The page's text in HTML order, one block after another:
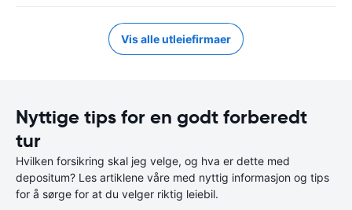
Vis alle utleiefirmaer
Nyttige tips for en godt forberedt
tur
Hvilken forsikring skal jeg velge, og hva er dette med
depositum? Les artiklene våre med nyttig informasjon og tips
for å sørge for at du velger riktig leiebil.